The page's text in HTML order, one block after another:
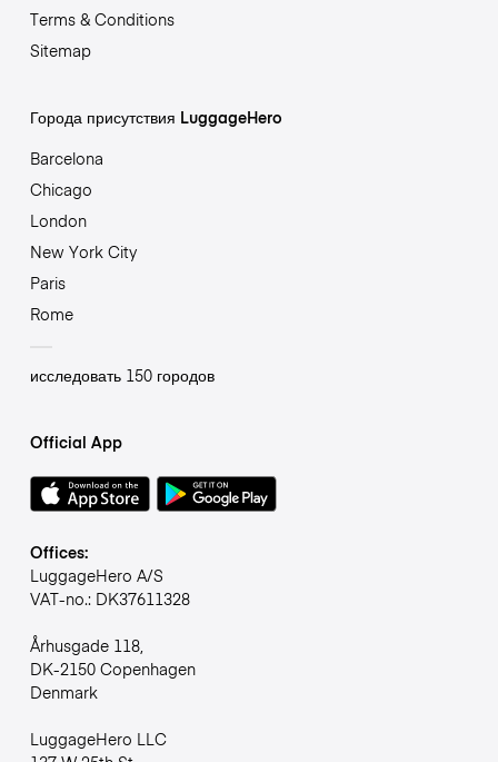
Terms & Conditions
Sitemap
Города присутствия LuggageHero
Barcelona
Chicago
London
New York City
Paris
Rome
исследовать 150 городов
Official App
Offices:
LuggageHero A/S
VAT-no.: DK37611328
Århusgade 118,
DK-2150 Copenhagen
Denmark
LuggageHero LLC